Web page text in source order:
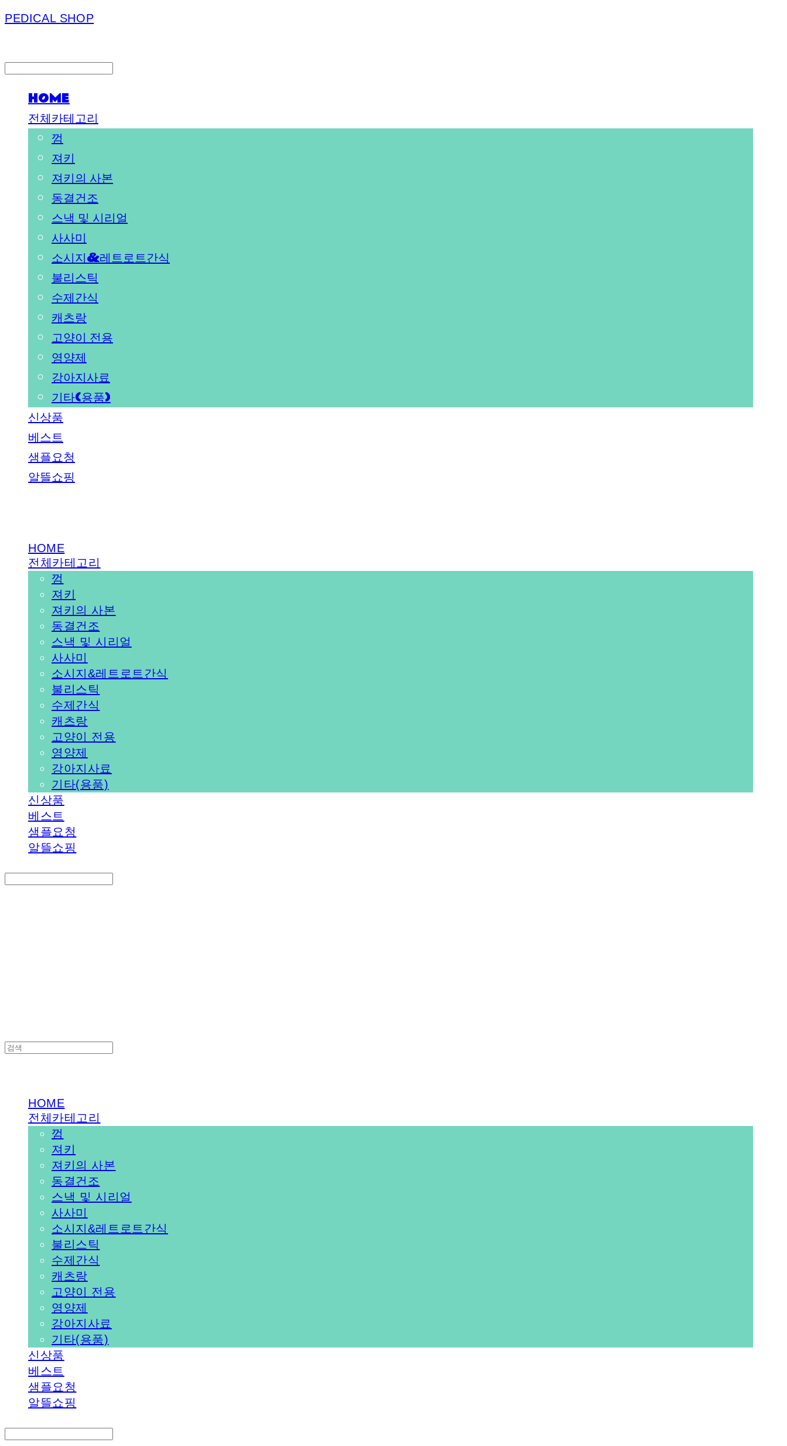
PEDICAL SHOP
HOME
전체카테고리
껌
져키
져키의 사본
동결건조
스낵 및 시리얼
사사미
소시지&레트로트간식
불리스틱
수제간식
캐츠랑
고양이 전용
영양제
강아지사료
기타(용품)
신상품
베스트
샘플요청
알뜰쇼핑
HOME
전체카테고리
껌
져키
져키의 사본
동결건조
스낵 및 시리얼
사사미
소시지&레트로트간식
불리스틱
수제간식
캐츠랑
고양이 전용
영양제
강아지사료
기타(용품)
신상품
베스트
샘플요청
알뜰쇼핑
HOME
전체카테고리
껌
져키
져키의 사본
동결건조
스낵 및 시리얼
사사미
소시지&레트로트간식
불리스틱
수제간식
캐츠랑
고양이 전용
영양제
강아지사료
기타(용품)
신상품
베스트
샘플요청
알뜰쇼핑